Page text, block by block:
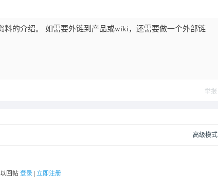
的介绍。 如需要外链到产品或wiki，还需要做一个外部链
举报
高级模式
回帖 登录 立即注册